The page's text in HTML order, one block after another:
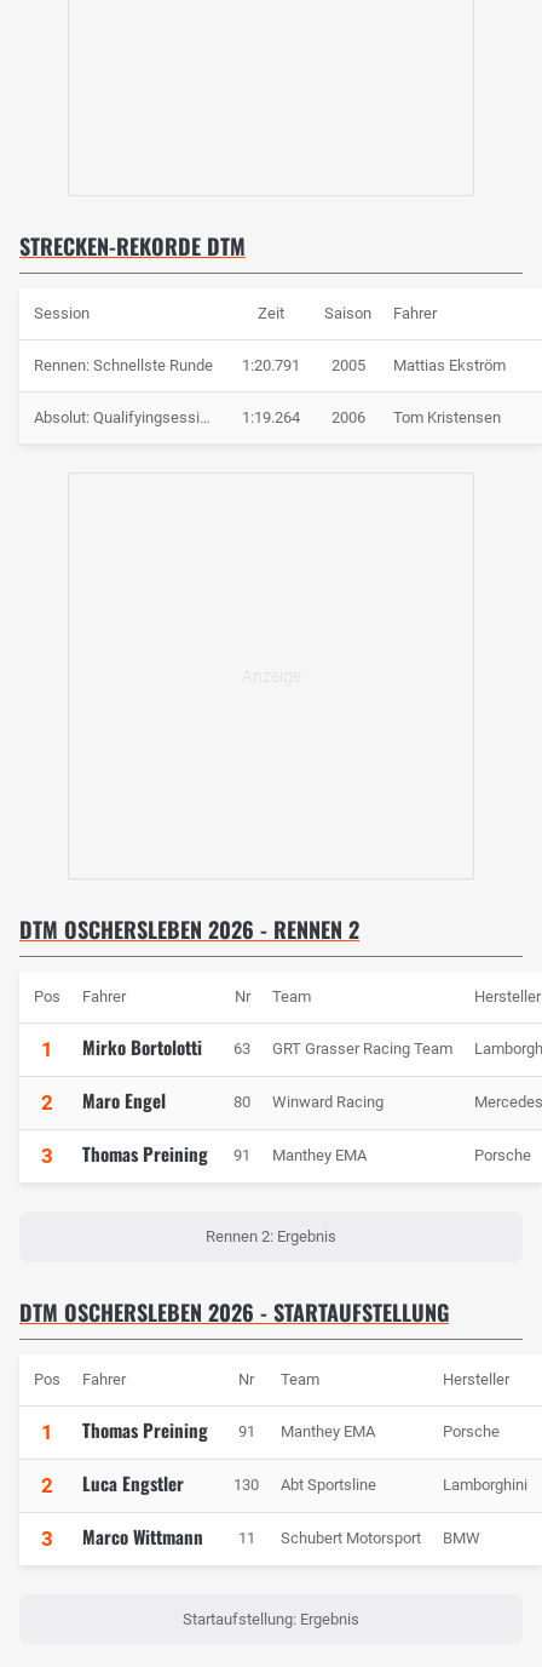
STRECKEN-REKORDE DTM
Session Zeit Saison Fahrer
Rennen: Schnellste Runde 1:20.791 2005 Mattias Ekström
Absolut: Qualifyingsession 3 1:19.264 2006 Tom Kristensen
DTM OSCHERSLEBEN 2026 - RENNEN 2
Pos Fahrer Nr Team Hersteller
1 Mirko Bortolotti 63 GRT Grasser Racing Team
2 Maro Engel 80 Winward Racing Mercedes
3 Thomas Preining 91 Manthey EMA Porsche
Rennen 2: Ergebnis
DTM OSCHERSLEBEN 2026 - STARTAUFSTELLUNG
Pos Fahrer Nr Team Hersteller
1 Thomas Preining 91 Manthey EMA Porsche
2 Luca Engstler 130 Abt Sportsline Lamborghini
3 Marco Wittmann 11 Schubert Motorsport BMW
Startaufstellung: Ergebnis